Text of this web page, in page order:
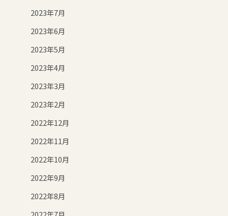
2023年7月
2023年6月
2023年5月
2023年4月
2023年3月
2023年2月
2022年12月
2022年11月
2022年10月
2022年9月
2022年8月